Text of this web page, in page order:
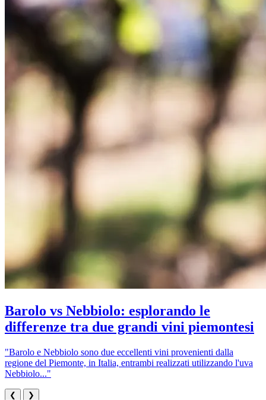
Barolo vs Nebbiolo: esplorando le
differenze tra due grandi vini piemontesi
"Barolo e Nebbiolo sono due eccellenti vini provenienti dalla
regione del Piemonte, in Italia, entrambi realizzati utilizzando l'uva
Nebbiolo..."
❮ ❯